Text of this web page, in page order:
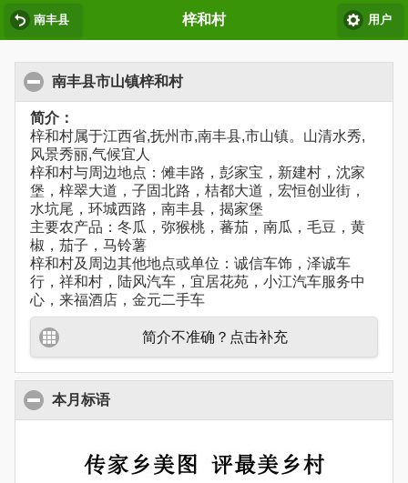
南丰县 梓和村 用户
南丰县市山镇梓和村
简介：
梓和村属于江西省,抚州市,南丰县,市山镇。山清水秀,
风景秀丽,气候宜人
梓和村与周边地点：傩丰路，彭家宝，新建村，沈家
堡，梓翠大道，子固北路，桔都大道，宏恒创业街，
水坑尾，环城西路，南丰县，揭家堡
主要农产品：冬瓜，弥猴桃，蕃茄，南瓜，毛豆，黄
椒，茄子，马铃薯
梓和村及周边其他地点或单位：诚信车饰，泽诚车
行，祥和村，陆风汽车，宜居花苑，小江汽车服务中
心，来福酒店，金元二手车
简介不准确？点击补充
本月标语